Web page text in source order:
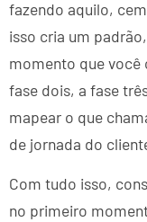
fazendo aquilo,
isso cria um
momento que você
fase dois, a fase
mapear o que
de jornada do
Com tudo isso,
no primeiro